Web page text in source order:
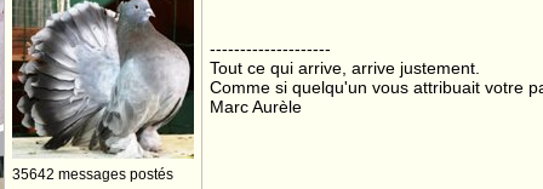
35642 messages postés
--------------------
Tout ce qui arrive, arrive justement.
Comme si quelqu'un vous attribuait votre
Marc Aurèle